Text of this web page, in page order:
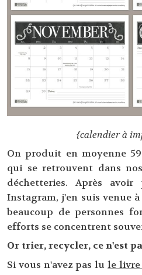
{calendier à
On produit en moyenne
qui se retrouvent dans
déchetteries. Après
Instagram, j'en suis venue
beaucoup de personnes
efforts se concentrent
Or trier, recycler, ce n'est
Si vous n'avez pas lule livre